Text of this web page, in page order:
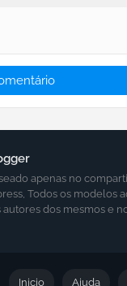
apenas no
Todos os modelos
dos mesmos e
Inicio Ajuda